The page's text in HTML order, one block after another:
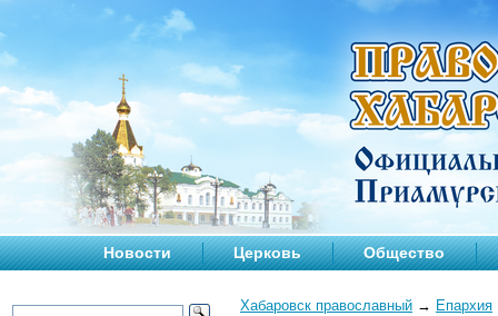
Новости Церковь Общество
Хабаровск православный → Епархия